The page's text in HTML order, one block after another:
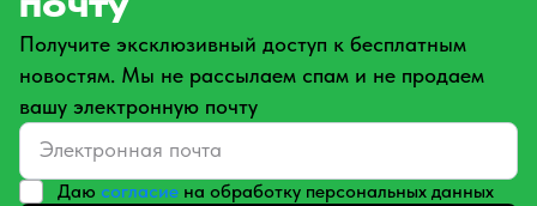
Получите эксклюзивный доступ к бесплатным
новостям. Мы не рассылаем спам и не продаем
вашу электронную почту
Даю согласие на обработку персональных данных